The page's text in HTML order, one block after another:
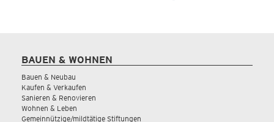
BAUEN & WOHNEN
Bauen & Neubau
Kaufen & Verkaufen
Sanieren & Renovieren
Wohnen & Leben
Gemeinnützige/mildtätige Stiftungen